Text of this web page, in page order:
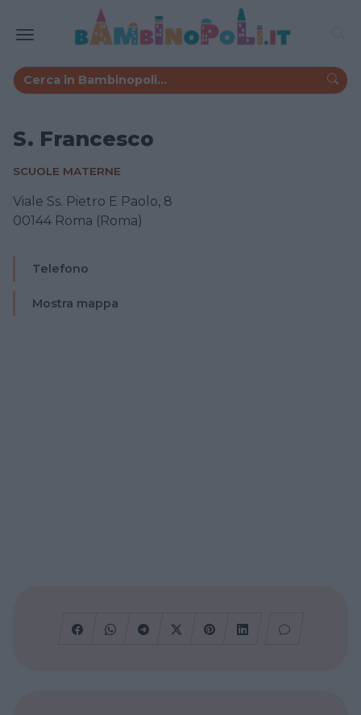
S. Francesco
SCUOLE MATERNE
Viale Ss. Pietro E Paolo, 8
00144 Roma (Roma)
Telefono
Mostra mappa